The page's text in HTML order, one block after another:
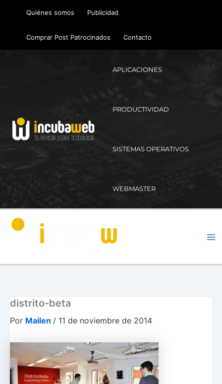
Quiénes somos Publicidad
Comprar Post Patrocinados Contacto
APLICACIONES
PRODUCTIVIDAD
SISTEMAS OPERATIVOS
WEBMASTER
distrito-beta
Por Mailen / 11 de noviembre de 2014